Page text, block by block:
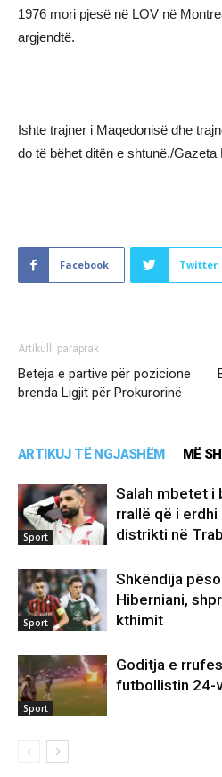
1976 mori pjesë në LOV në
argjendtë.
Ishte trajner i Maqedonisë dhe
do të bëhet ditën e shtunë./Gazeta
Facebook Twitter
Artikulli paraprak
Beteja e partive për pozicione
brenda Ligjit për Prokurorinë
ARTIKUJ TË NGJASHËM MË
Sport
Salah mbetet i
rrallë që i erdhi
distrikti në
Sport
Shkëndija
Hiberniani,
kthimit
Sport
Goditja e
futbollistin 24-